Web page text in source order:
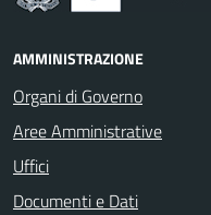
AMMINISTRAZIONE
Organi di Governo
Aree Amministrative
Uffici
Documenti e Dati